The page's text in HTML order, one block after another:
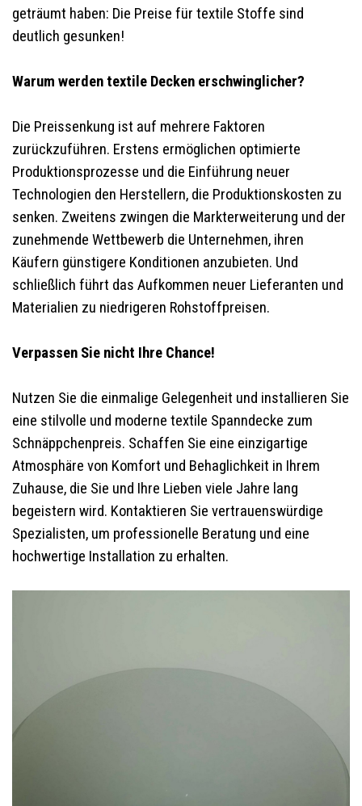
geträumt haben: Die Preise für textile Stoffe sind
deutlich gesunken!
Warum werden textile Decken erschwinglicher?
Die Preissenkung ist auf mehrere Faktoren
zurückzuführen. Erstens ermöglichen optimierte
Produktionsprozesse und die Einführung neuer
Technologien den Herstellern, die Produktionskosten zu
senken. Zweitens zwingen die Markterweiterung und der
zunehmende Wettbewerb die Unternehmen, ihren
Käufern günstigere Konditionen anzubieten. Und
schließlich führt das Aufkommen neuer Lieferanten und
Materialien zu niedrigeren Rohstoffpreisen.
Verpassen Sie nicht Ihre Chance!
Nutzen Sie die einmalige Gelegenheit und installieren Sie
eine stilvolle und moderne textile Spanndecke zum
Schnäppchenpreis. Schaffen Sie eine einzigartige
Atmosphäre von Komfort und Behaglichkeit in Ihrem
Zuhause, die Sie und Ihre Lieben viele Jahre lang
begeistern wird. Kontaktieren Sie vertrauenswürdige
Spezialisten, um professionelle Beratung und eine
hochwertige Installation zu erhalten.